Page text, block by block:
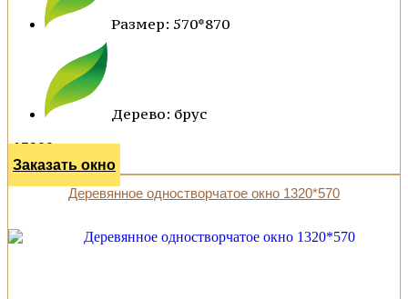
Размер: 570*870
Дерево: брус
15900 р.
Заказать окно
Деревянное одностворчатое окно 1320*570